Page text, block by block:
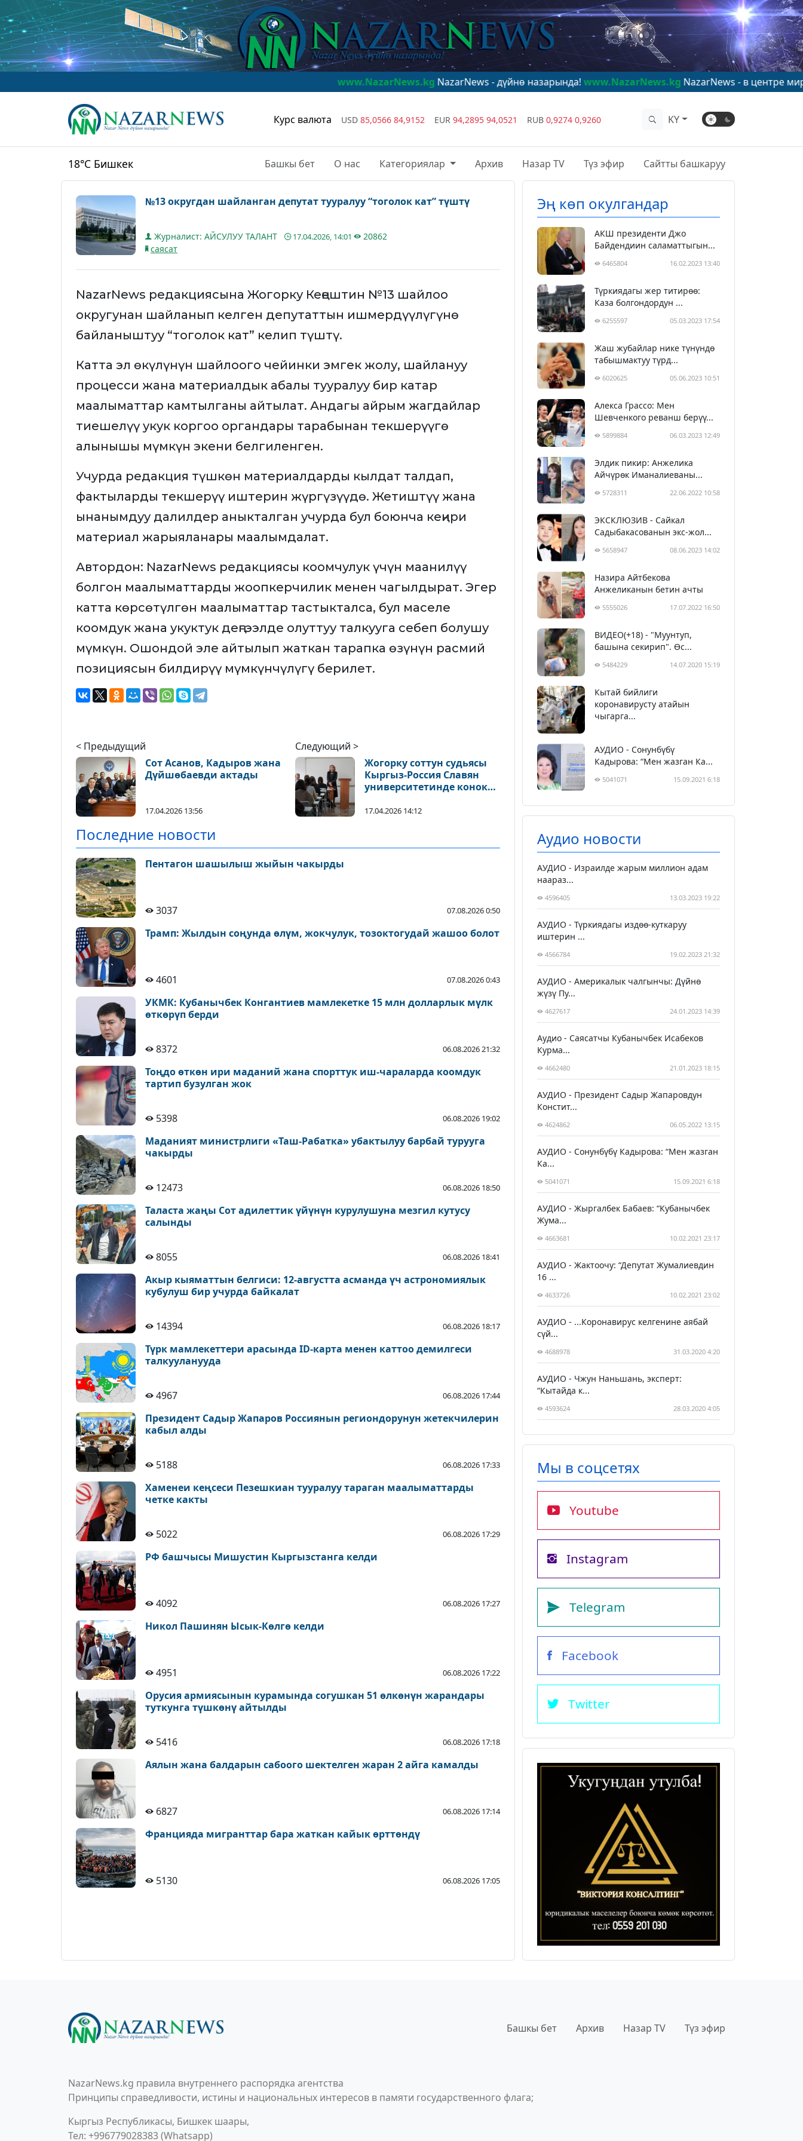
www.NazarNews.kgNazarNews - дүйнө назарында!www.NazarNews.kgNazarNews - в центре мирового
Курс валюта USD 85,0566 84,9152 EUR 94,2895 94,0521 RUB 0,9274 0,9260 KY
18°C Бишкек Башкы бет О нас Категориялар Архив Назар TV Түз эфир Сайтты башкаруу
№13 округдан шайланган депутат тууралуу “тоголок кат” түштү
Журналист: АЙСУЛУУ ТАЛАНТ 17.04.2026, 14:01
20862
саясат
NazarNews редакциясына Жогорку Кеңештин №13 шайлоо
округунан шайланып келген депутаттын ишмердүүлүгүнө
байланыштуу “тоголок кат” келип түштү.
Катта эл өкүлүнүн шайлоого чейинки эмгек жолу, шайлануу
процесси жана материалдык абалы тууралуу бир катар
маалыматтар камтылганы айтылат. Андагы айрым жагдайлар
тиешелүү укук коргоо органдары тарабынан текшерүүгө
алынышы мүмкүн экени белгиленген.
Учурда редакция түшкөн материалдарды кылдат талдап,
фактыларды текшерүү иштерин жүргүзүүдө. Жетиштүү жана
ынанымдуу далилдер аныкталган учурда бул боюнча кеңири
материал жарыяланары маалымдалат.
Автордон: NazarNews редакциясы коомчулук үчүн маанилүү
болгон маалыматтарды жоопкерчилик менен чагылдырат. Эгер
катта көрсөтүлгөн маалыматтар тастыкталса, бул маселе
коомдук жана укуктук деңгээлде олуттуу талкууга себеп болушу
мүмкүн. Ошондой эле айтылып жаткан тарапка өзүнүн расмий
позициясын билдирүү мүмкүнчүлүгү берилет.
< Предыдущий
Сот Асанов, Кадыров жана
Дүйшөбаевди актады
17.04.2026 13:56
Следующий >
Жогорку соттун судьясы
Кыргыз-Россия Славян
университетинде конок
17.04.2026 14:12
Последние новости
Пентагон шашылыш жыйын чакырды
3037 07.08.2026 0:50
Трамп: Жылдын соңунда өлүм, жокчулук, тозоктогудай жашоо болот
4601 07.08.2026 0:43
УКМК: Кубанычбек Конгантиев мамлекетке 15 млн долларлык мүлк
өткөрүп берди
8372 06.08.2026 21:32
Тоңдо өткөн ири маданий жана спорттук иш-чараларда коомдук
тартип бузулган жок
5398 06.08.2026 19:02
Маданият министрлиги «Таш-Рабатка» убактылуу барбай турууга
чакырды
12473 06.08.2026 18:50
Таласта жаңы Сот адилеттик үйүнүн курулушуна мезгил кутусу
салынды
8055 06.08.2026 18:41
Акыр кыяматтын белгиси: 12-августта асманда үч астрономиялык
кубулуш бир учурда байкалат
14394 06.08.2026 18:17
Түрк мамлекеттери арасында ID-карта менен каттоо демилгеси
талкууланууда
4967 06.08.2026 17:44
Президент Садыр Жапаров Россиянын региондорунун жетекчилерин
кабыл алды
5188 06.08.2026 17:33
Хаменеи кеңсеси Пезешкиан тууралуу тараган маалыматтарды
четке какты
5022 06.08.2026 17:29
РФ башчысы Мишустин Кыргызстанга келди
4092 06.08.2026 17:27
Никол Пашинян Ысык-Көлгө келди
4951 06.08.2026 17:22
Орусия армиясынын курамында согушкан 51 өлкөнүн жарандары
туткунга түшкөнү айтылды
5416 06.08.2026 17:18
Аялын жана балдарын сабоого шектелген жаран 2 айга камалды
6827 06.08.2026 17:14
Францияда мигранттар бара жаткан кайык өрттөндү
5130 06.08.2026 17:05
Эң көп окулгандар
АКШ президенти Джо
Байдендиин саламаттыгын...
6465804 16.02.2023 13:40
Түркиядагы жер титирөө:
Каза болгондордун ...
6255597 05.03.2023 17:54
Жаш жубайлар нике түнүндө
табышмактуу түрд...
6020625 05.06.2023 10:51
Алекса Грассо: Мен
Шевченкого реванш берүү...
5899884 06.03.2023 12:49
Элдик пикир: Анжелика
Айчүрөк Иманалиеваны...
5728311 22.06.2022 10:58
ЭКСКЛЮЗИВ - Сайкал
Садыбакасованын экс-жол...
5658947 08.06.2023 14:02
Назира Айтбекова
Анжеликанын бетин ачты
5555026 17.07.2022 16:50
ВИДЕО(+18) - "Муунтуп,
башына секирип". Өс...
5484229 14.07.2020 15:19
Кытай бийлиги
коронавирусту атайын
чыгарга...
АУДИО - Сонунбүбү
Кадырова: “Мен жазган Ка...
5041071 15.09.2021 6:18
Аудио новости
АУДИО - Израилде жарым миллион адам
наараз...
4596405 13.03.2023 19:22
АУДИО - Түркиядагы издөө-куткаруу
иштерин ...
4566784 19.02.2023 21:32
АУДИО - Америкалык чалгынчы: Дүйнө
жүзү Пу...
4627617 24.01.2023 14:39
Аудио - Саясатчы Кубанычбек Исабеков
Курма...
4662480 21.01.2023 18:15
АУДИО - Президент Садыр Жапаровдун
Констит...
4624862 06.05.2022 13:15
АУДИО - Сонунбүбү Кадырова: “Мен жазган
Ка...
5041071 15.09.2021 6:18
АУДИО - Жыргалбек Бабаев: “Кубанычбек
Жума...
4663681 10.02.2021 23:17
АУДИО - Жактоочу: “Депутат Жумалиевдин
16 ...
4633726 10.02.2021 23:02
АУДИО - ...Коронавирус келгенине аябай
сүй...
4688978 31.03.2020 4:20
АУДИО - Чжун Наньшань, эксперт:
“Кытайда к...
4593624 28.03.2020 4:05
Мы в соцсетях
Youtube
Instagram
Telegram
Facebook
Twitter
Башкы бет Архив Назар TV Түз эфир
NazarNews.kg правила внутреннего распорядка агентства
Принципы справедливости, истины и национальных интересов в памяти государственного флага;
Кыргыз Республикасы, Бишкек шаары,
Тел: +996779028383 (Whatsapp)